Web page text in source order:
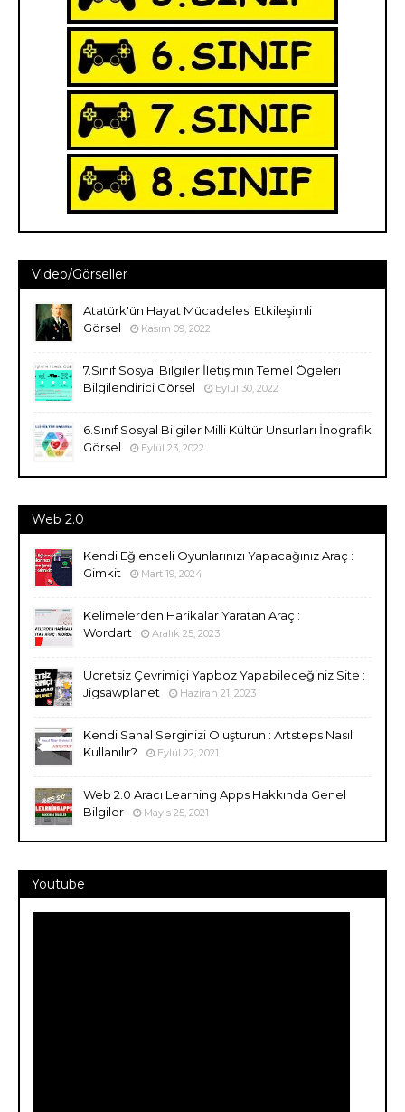
Video/Görseller
Atatürk'ün Hayat Mücadelesi Etkileşimli
Görsel
Kasım 09, 2022
7.Sınıf Sosyal Bilgiler İletişimin Temel Ögeleri
Bilgilendirici Görsel
Eylül 30, 2022
6.Sınıf Sosyal Bilgiler Milli Kültür Unsurları İnografik
Görsel
Eylül 23, 2022
Web 2.0
Kendi Eğlenceli Oyunlarınızı Yapacağınız Araç :
Gimkit
Mart 19, 2024
Kelimelerden Harikalar Yaratan Araç :
Wordart
Aralık 25, 2023
Ücretsiz Çevrimiçi Yapboz Yapabileceğiniz Site :
Jigsawplanet
Haziran 21, 2023
Kendi Sanal Serginizi Oluşturun : Artsteps Nasıl
Kullanılır?
Eylül 22, 2021
Web 2.0 Aracı Learning Apps Hakkında Genel
Bilgiler
Mayıs 25, 2021
Youtube